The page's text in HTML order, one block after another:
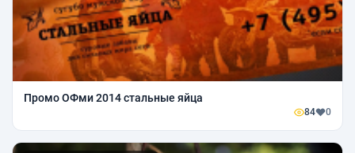
Промо ОФми 2014 стальные яйца
84 0